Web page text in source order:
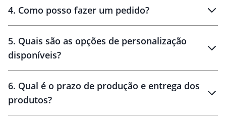
personalizados
brinde
personalização
4. Como posso fazer um pedido?
amostra virtual
5. Quais são as opções de personalização
disponíveis?
6. Qual é o prazo de produção e entrega dos
produtos?